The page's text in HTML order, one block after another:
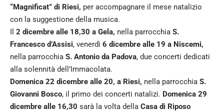
“Magnificat” di Riesi, per accompagnare il mese natalizio
con la suggestione della musica.
2 dicembre alle 18,30 a Gela, nella parrocchia S.
Francesco d’Assisi, venerdì 6 dicembre alle 19 a Niscemi,
nella parrocchia S. Antonio da Padova, due concerti dedicati
alla solennità dell’Immacolata.
Domenica 22 dicembre alle 20, a Riesi, nella parrocchia S.
Giovanni Bosco, il primo dei concerti natalizi. Domenica 29
dicembre alle 16,30 sarà la volta della Casa di Riposo